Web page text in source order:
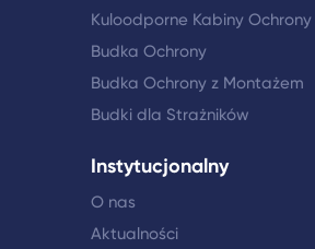
Kuloodporne Kabiny Ochrony
Budka Ochrony
Budka Ochrony z Montażem
Budki dla Strażników
Instytucjonalny
O nas
Aktualności